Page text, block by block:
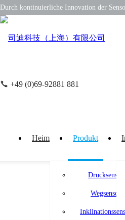
Durch kontinuierliche Innovation der
+49 (0)69-92881 881
Heim Produkt
Drucksensor
Wegsensor